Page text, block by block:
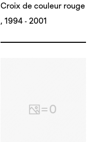
Croix de couleur rouge
, 1994 - 2001